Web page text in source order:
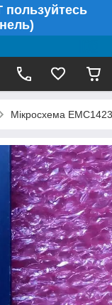
пользуйтесь
Мікросхема EMC1423